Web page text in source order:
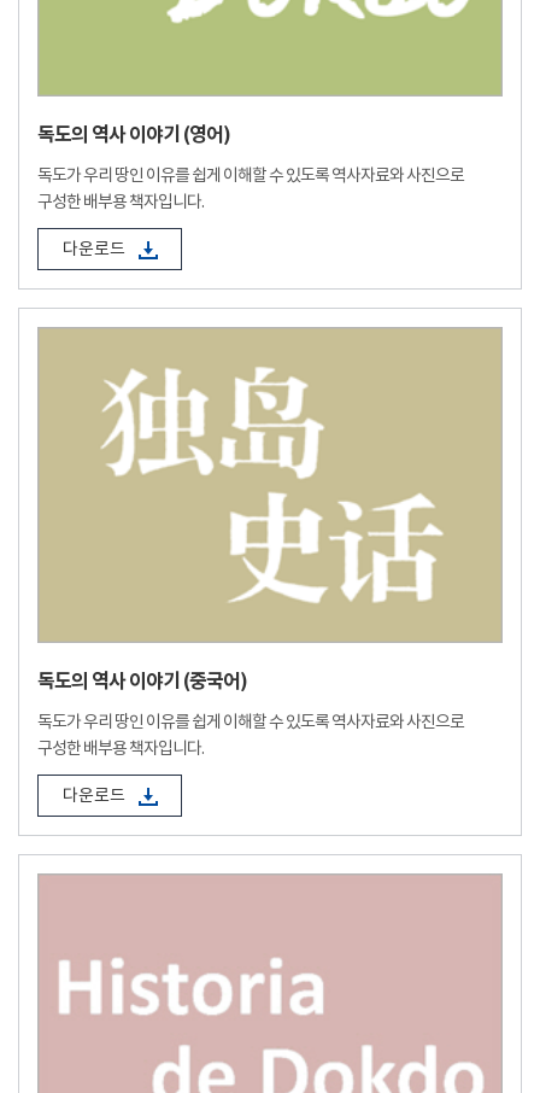
독도의 역사 이야기 (영어)
독도가 우리 땅인 이유를 쉽게 이해할 수 있도록 역사자료와 사진으로
구성한 배부용 책자입니다.
다운로드
독도의 역사 이야기 (중국어)
독도가 우리 땅인 이유를 쉽게 이해할 수 있도록 역사자료와 사진으로
구성한 배부용 책자입니다.
다운로드